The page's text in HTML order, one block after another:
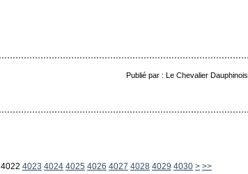
Publié par : Le Chevalier Dauphinois
4022 4023 4024 4025 4026 4027 4028 4029 4030 4040
4050
4060
4070
4080
4090
4100
4200
4300
4400
4500
4600
4700
4800
4900
5000
5100
5200
5300
5400
5500
5600
> >>